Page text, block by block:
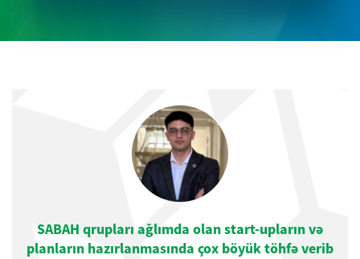
SABAH qrupları ağlımda olan start-upların və
planların hazırlanmasında çox böyük töhfə verib